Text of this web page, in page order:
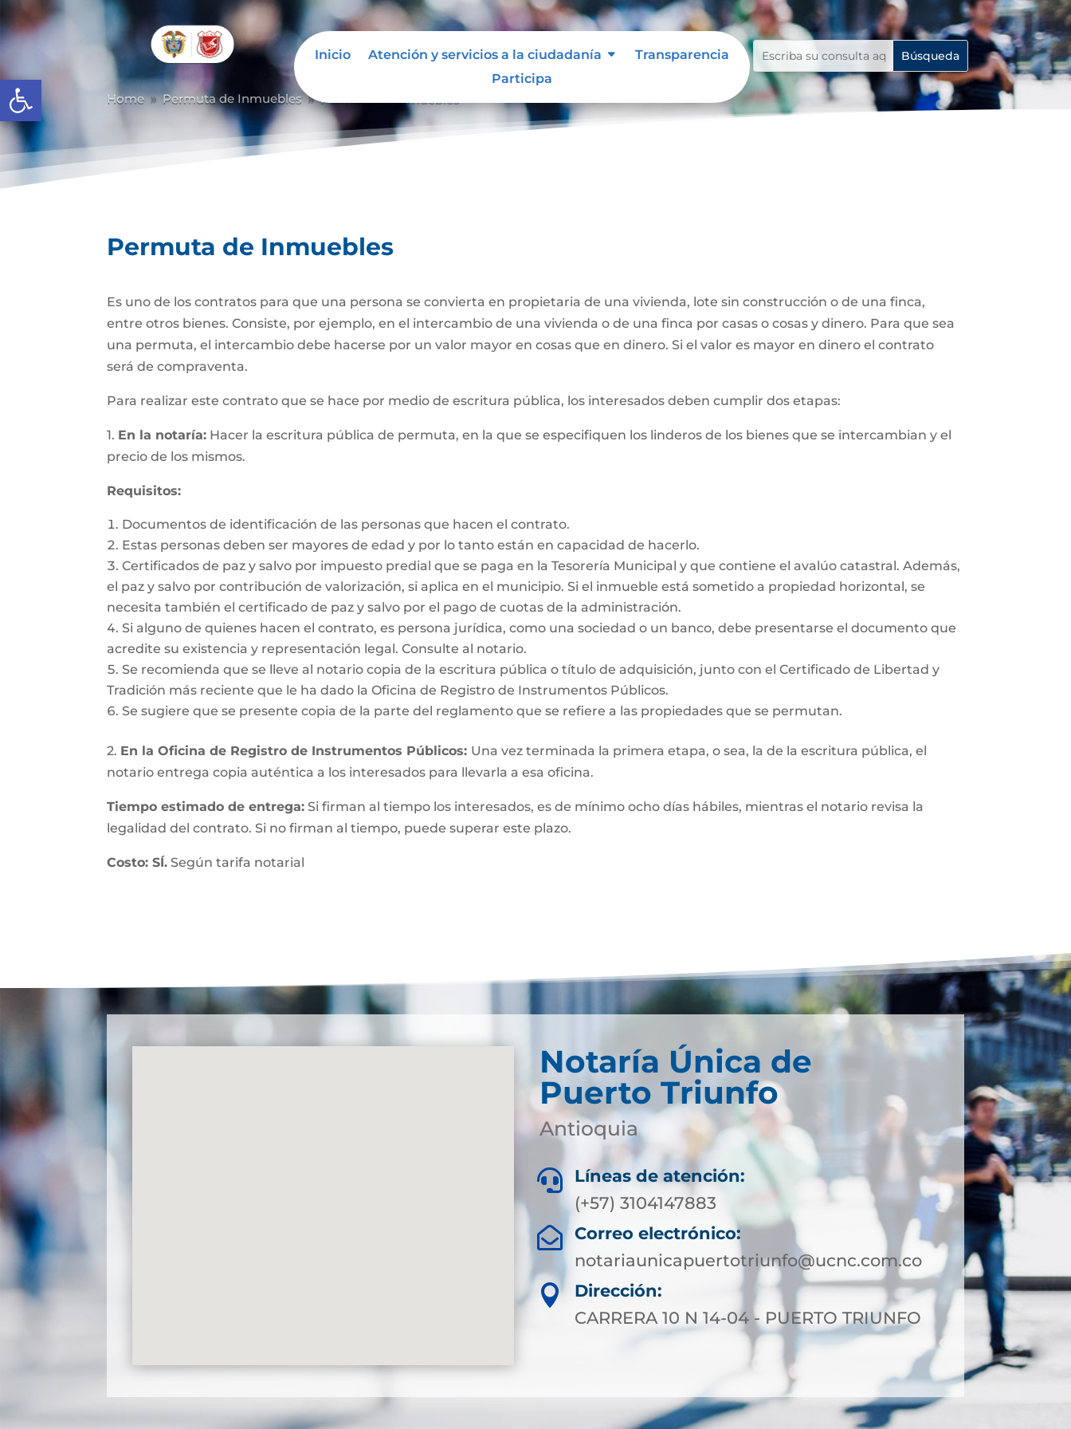
Abrir barra de herramientas
Inicio Atención y servicios a la ciudadanía
Transparencia
Participa
Home 9 Permuta de Inmuebles 9 Permuta de Inmuebles
Permuta de Inmuebles
Es uno de los contratos para que una persona se convierta en propietaria de una vivienda, lote sin construcción o de una finca,
entre otros bienes. Consiste, por ejemplo, en el intercambio de una vivienda o de una finca por casas o cosas y dinero. Para que sea
una permuta, el intercambio debe hacerse por un valor mayor en cosas que en dinero. Si el valor es mayor en dinero el contrato
será de compraventa.
Para realizar este contrato que se hace por medio de escritura pública, los interesados deben cumplir dos etapas:
1. En la notaría: Hacer la escritura pública de permuta, en la que se especifiquen los linderos de los bienes que se intercambian y el
precio de los mismos.
Requisitos:
Documentos de identificación de las personas que hacen el contrato.
Estas personas deben ser mayores de edad y por lo tanto están en capacidad de hacerlo.
Certificados de paz y salvo por impuesto predial que se paga en la Tesorería Municipal y que contiene el avalúo catastral. Además,
el paz y salvo por contribución de valorización, si aplica en el municipio. Si el inmueble está sometido a propiedad horizontal, se
necesita también el certificado de paz y salvo por el pago de cuotas de la administración.
Si alguno de quienes hacen el contrato, es persona jurídica, como una sociedad o un banco, debe presentarse el documento que
acredite su existencia y representación legal. Consulte al notario.
Se recomienda que se lleve al notario copia de la escritura pública o título de adquisición, junto con el Certificado de Libertad y
Tradición más reciente que le ha dado la Oficina de Registro de Instrumentos Públicos.
Se sugiere que se presente copia de la parte del reglamento que se refiere a las propiedades que se permutan.
2. En la Oficina de Registro de Instrumentos Públicos: Una vez terminada la primera etapa, o sea, la de la escritura pública, el
notario entrega copia auténtica a los interesados para llevarla a esa oficina.
Tiempo estimado de entrega: Si firman al tiempo los interesados, es de mínimo ocho días hábiles, mientras el notario revisa la
legalidad del contrato. Si no firman al tiempo, puede superar este plazo.
Costo: SÍ. Según tarifa notarial
Notaría Única de
Puerto Triunfo
Antioquia

Líneas de atención:
(+57) 3104147883

Correo electrónico:
notariaunicapuertotriunfo@ucnc.com.co

Dirección:
CARRERA 10 N 14-04 - PUERTO TRIUNFO